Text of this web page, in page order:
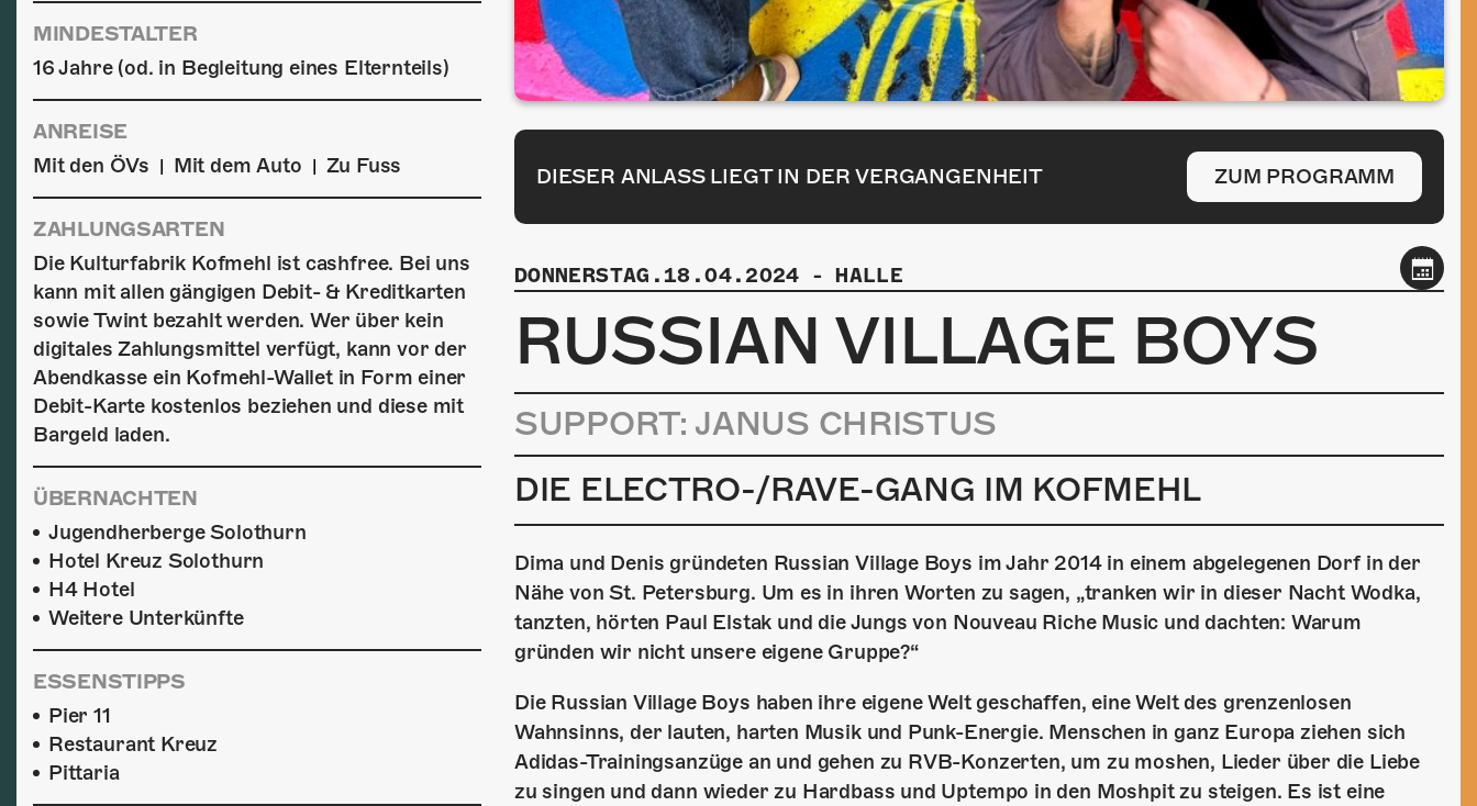
DIESER ANLASS LIEGT IN DER VERGANGENHEIT ZUM PROGRAMM
DONNERSTAG.18.04.2024 - HALLE
RUSSIAN VILLAGE BOYS
SUPPORT: JANUS CHRISTUS
DIE ELECTRO-/RAVE-GANG IM KOFMEHL
Dima und Denis gründeten Russian Village Boys im Jahr 2014 in einem abgelegenen Dorf in der
Nähe von St. Petersburg. Um es in ihren Worten zu sagen, „tranken wir in dieser Nacht Wodka,
tanzten, hörten Paul Elstak und die Jungs von Nouveau Riche Music und dachten: Warum
gründen wir nicht unsere eigene Gruppe?“
Die Russian Village Boys haben ihre eigene Welt geschaffen, eine Welt des grenzenlosen
Wahnsinns, der lauten, harten Musik und Punk-Energie. Menschen in ganz Europa ziehen sich
Adidas-Trainingsanzüge an und gehen zu RVB-Konzerten, um zu moshen, Lieder über die Liebe
zu singen und dann wieder zu Hardbass und Uptempo in den Moshpit zu steigen. Es ist eine
MINDESTALTER
16 Jahre (od. in Begleitung eines Elternteils)
ANREISE
Mit den ÖVs
Mit dem Auto Zu Fuss
ZAHLUNGSARTEN
Die Kulturfabrik Kofmehl ist cashfree. Bei uns
kann mit allen gängigen Debit- & Kreditkarten
sowie Twint bezahlt werden. Wer über kein
digitales Zahlungsmittel verfügt, kann vor der
Abendkasse ein Kofmehl-Wallet in Form einer
Debit-Karte kostenlos beziehen und diese mit
Bargeld laden.
ÜBERNACHTEN
Jugendherberge Solothurn
Hotel Kreuz Solothurn
H4 Hotel
Weitere Unterkünfte
ESSENSTIPPS
Pier 11
Restaurant Kreuz
Pittaria